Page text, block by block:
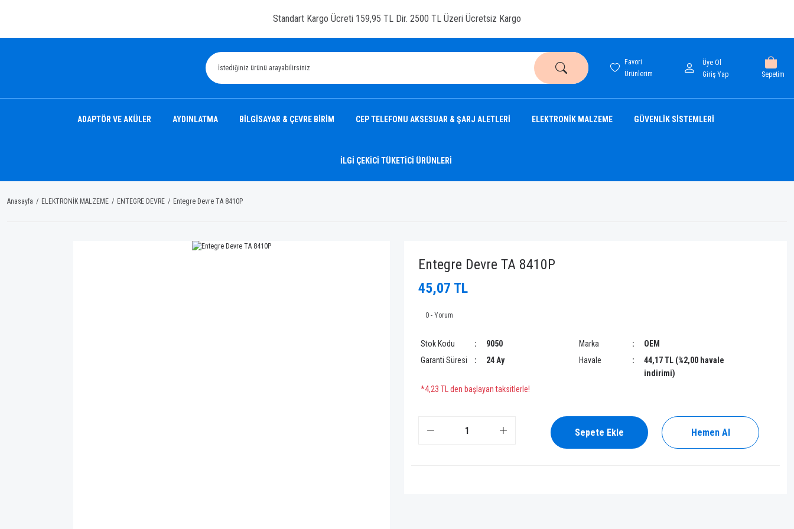
Standart Kargo Ücreti 159,95 TL Dir. 2500 TL Üzeri Ücretsiz Kargo
Favori
Ürünlerim
Giriş Yap
Üye Ol
Sepetim
ADAPTÖR VE AKÜLER AYDINLATMA BİLGİSAYAR & ÇEVRE BİRİM CEP TELEFONU AKSESUAR & ŞARJ ALETLERİ ELEKTRONİK MALZEME GÜVENLİK SİSTEMLERİ
İLGİ ÇEKİCİ TÜKETİCİ ÜRÜNLERİ
Anasayfa ELEKTRONİK MALZEME ENTEGRE DEVRE Entegre Devre TA 8410P
Entegre Devre TA 8410P
45,07 TL
0 - Yorum
Stok Kodu 9050 Marka
OEM
Garanti Süresi
24 Ay Havale
44,17 TL (%2,00 havale
indirimi)
*4,23 TL den başlayan taksitlerle!
Sepete Ekle Hemen Al